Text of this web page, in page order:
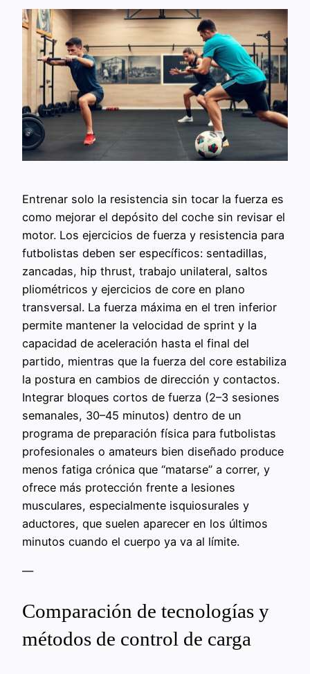
Entrenar solo la resistencia sin tocar la fuerza es
como mejorar el depósito del coche sin revisar el
motor. Los ejercicios de fuerza y resistencia para
futbolistas deben ser específicos: sentadillas,
zancadas, hip thrust, trabajo unilateral, saltos
pliométricos y ejercicios de core en plano
transversal. La fuerza máxima en el tren inferior
permite mantener la velocidad de sprint y la
capacidad de aceleración hasta el final del
partido, mientras que la fuerza del core estabiliza
la postura en cambios de dirección y contactos.
Integrar bloques cortos de fuerza (2–3 sesiones
semanales, 30–45 minutos) dentro de un
programa de preparación física para futbolistas
profesionales o amateurs bien diseñado produce
menos fatiga crónica que “matarse” a correr, y
ofrece más protección frente a lesiones
musculares, especialmente isquiosurales y
aductores, que suelen aparecer en los últimos
minutos cuando el cuerpo ya va al límite.
—
Comparación de tecnologías y
métodos de control de carga